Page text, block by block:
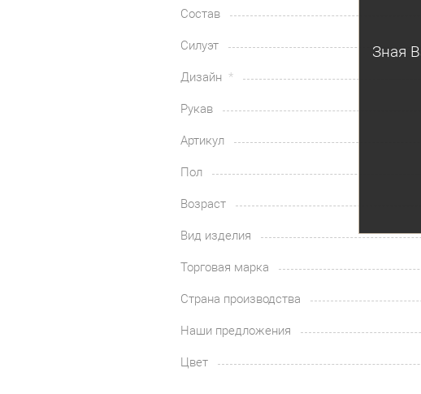
Зная
Состав
Силуэт
Дизайн
Рукав
Артикул
Пол
Возраст
Вид изделия
Торговая марка
Страна производства
Наши предложения
Цвет